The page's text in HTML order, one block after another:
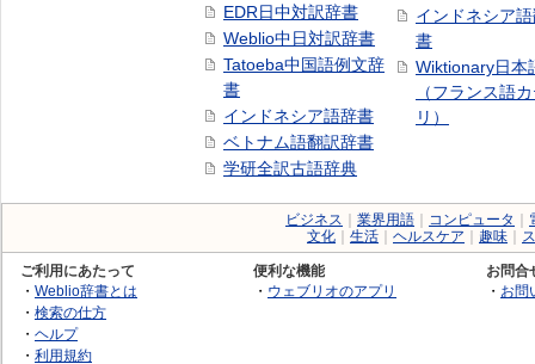
EDR日中対訳辞書
Weblio中日対訳辞書
Tatoeba中国語例文辞
書
インドネシア語辞書
ベトナム語翻訳辞書
学研全訳古語辞典
インドネシア
書
Wiktionary日本
（フランス語
リ）
ビジネス 業界用語 コンピュータ
文化
生活 ヘルスケア 趣味
ご利用にあたって
・ Weblio辞書とは
・ 検索の仕方
・ ヘルプ
・ 利用規約
便利な機能
・ ウェブリオのアプリ
お問合
・ お問